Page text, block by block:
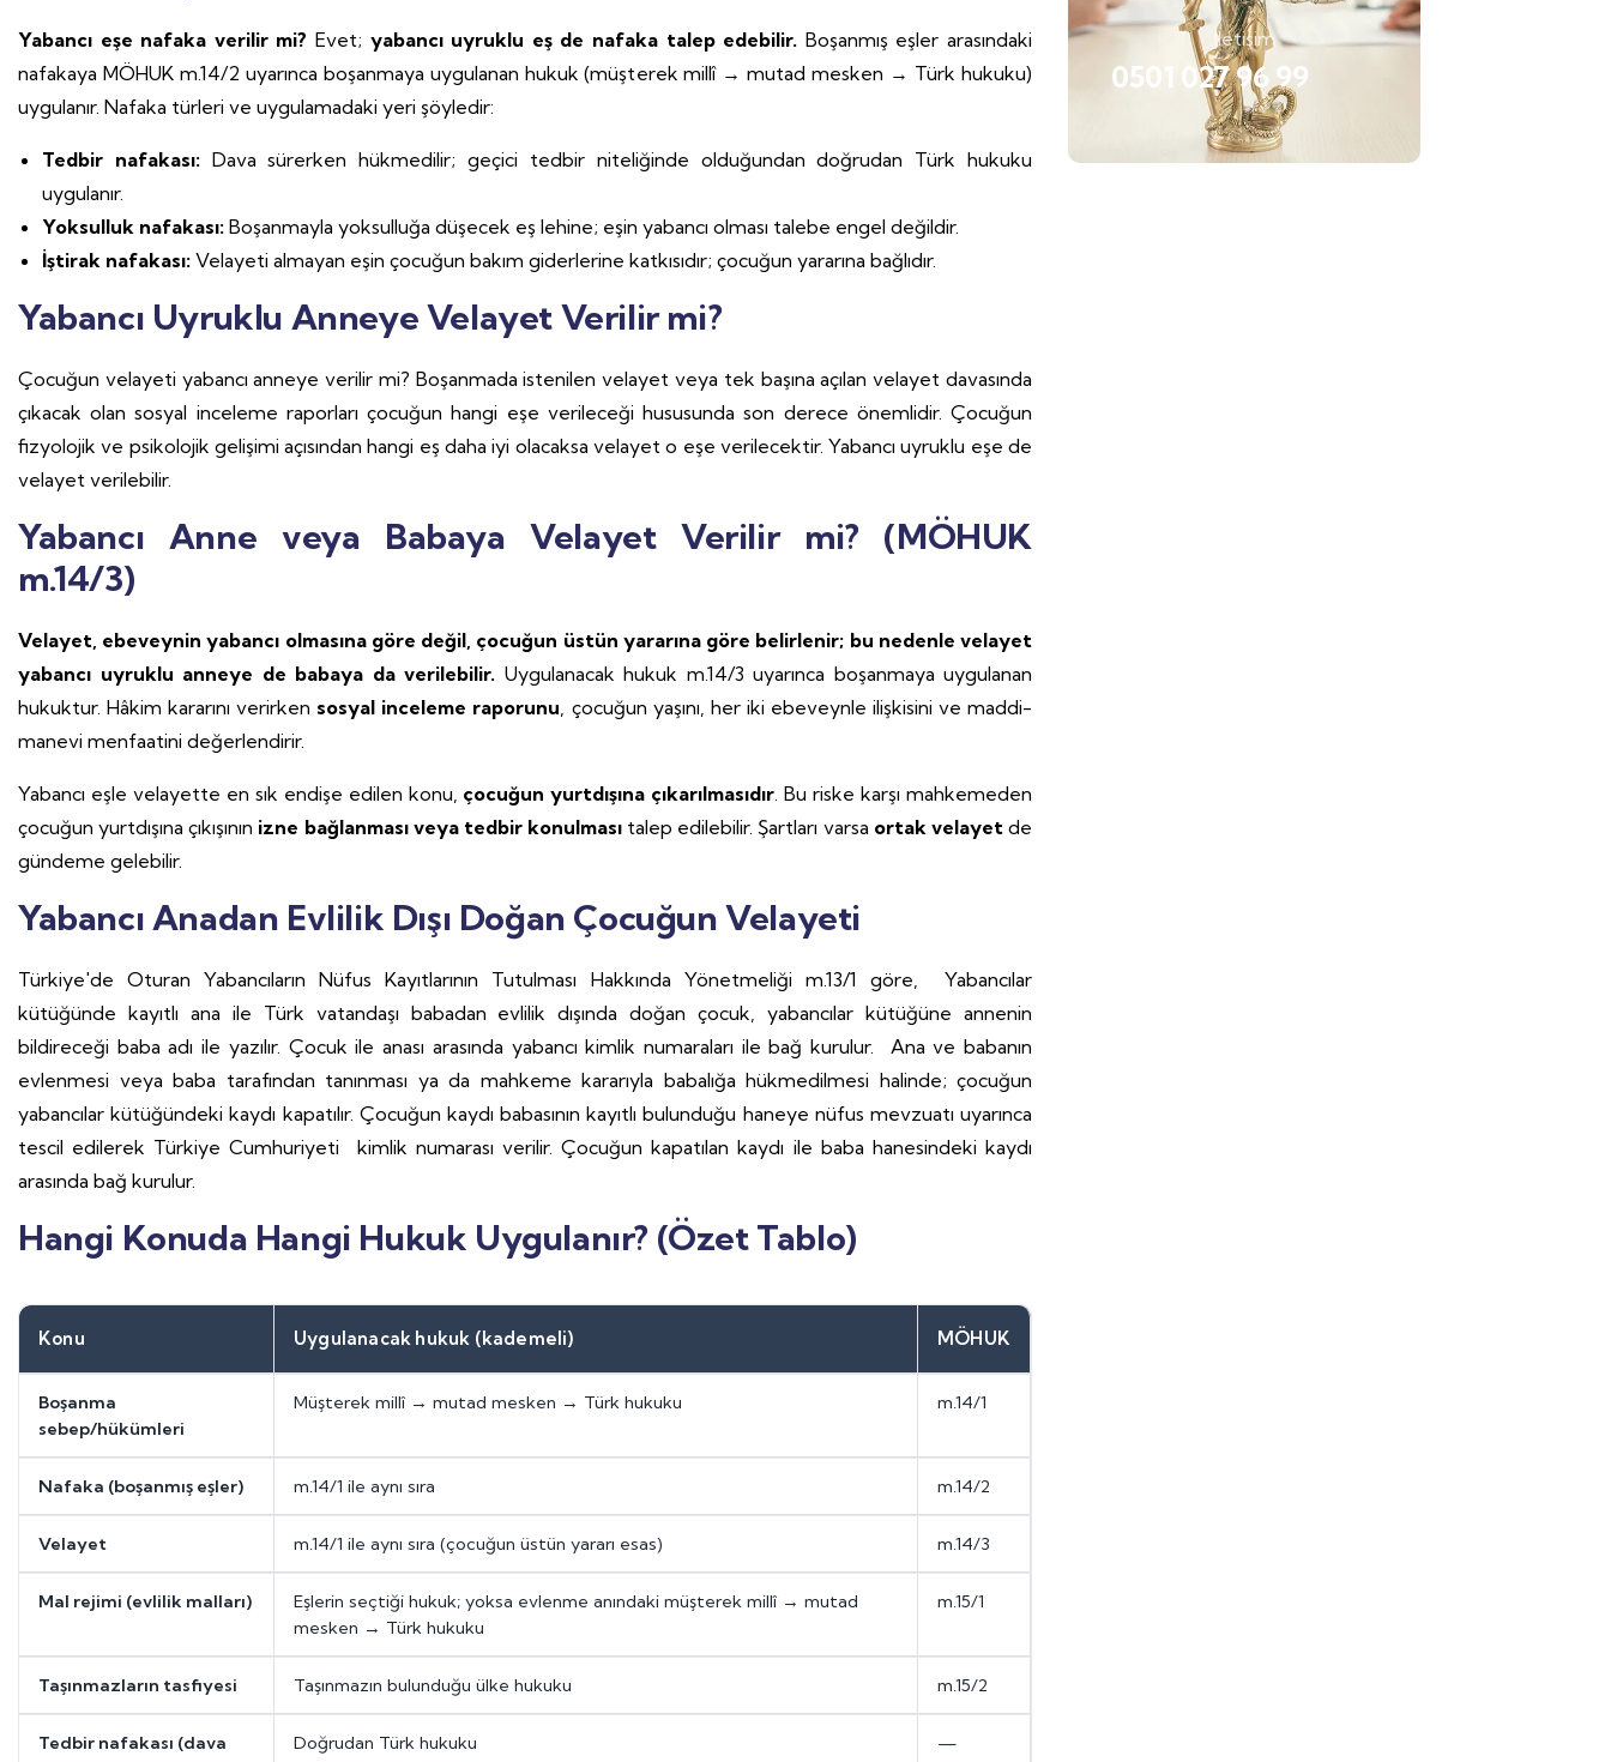
Yabancı eşe nafaka verilir mi? Evet; yabancı uyruklu eş de nafaka talep edebilir. Boşanmış eşler arasındaki
nafakaya MÖHUK m.14/2 uyarınca boşanmaya uygulanan hukuk (müşterek millî → mutad mesken → Türk hukuku)
uygulanır. Nafaka türleri ve uygulamadaki yeri şöyledir:
Tedbir nafakası: Dava sürerken hükmedilir; geçici tedbir niteliğinde olduğundan doğrudan Türk hukuku
uygulanır.
Yoksulluk nafakası: Boşanmayla yoksulluğa düşecek eş lehine; eşin yabancı olması talebe engel değildir.
İştirak nafakası: Velayeti almayan eşin çocuğun bakım giderlerine katkısıdır; çocuğun yararına bağlıdır.
Yabancı Uyruklu Anneye Velayet Verilir mi?
Çocuğun velayeti yabancı anneye verilir mi? Boşanmada istenilen velayet veya tek başına açılan velayet davasında
çıkacak olan sosyal inceleme raporları çocuğun hangi eşe verileceği hususunda son derece önemlidir. Çocuğun
fizyolojik ve psikolojik gelişimi açısından hangi eş daha iyi olacaksa velayet o eşe verilecektir. Yabancı uyruklu eşe de
velayet verilebilir.
Yabancı Anne veya Babaya Velayet Verilir mi? (MÖHUK
m.14/3)
Velayet, ebeveynin yabancı olmasına göre değil, çocuğun üstün yararına göre belirlenir; bu nedenle velayet
yabancı uyruklu anneye de babaya da verilebilir. Uygulanacak hukuk m.14/3 uyarınca boşanmaya uygulanan
hukuktur. Hâkim kararını verirken sosyal inceleme raporunu , çocuğun yaşını, her iki ebeveynle ilişkisini ve maddi-
manevi menfaatini değerlendirir.
Yabancı eşle velayette en sık endişe edilen konu, çocuğun yurtdışına çıkarılmasıdır . Bu riske karşı mahkemeden
çocuğun yurtdışına çıkışının izne bağlanması veya tedbir konulması talep edilebilir. Şartları varsa ortak velayetde
gündeme gelebilir.
Yabancı Anadan Evlilik Dışı Doğan Çocuğun Velayeti
Türkiye'de Oturan Yabancıların Nüfus Kayıtlarının Tutulması Hakkında Yönetmeliği m.13/1 göre, Yabancılar
kütüğünde kayıtlı ana ile Türk vatandaşı babadan evlilik dışında doğan çocuk, yabancılar kütüğüne annenin
bildireceği baba adı ile yazılır. Çocuk ile anası arasında yabancı kimlik numaraları ile bağ kurulur. Ana ve babanın
evlenmesi veya baba tarafından tanınması ya da mahkeme kararıyla babalığa hükmedilmesi halinde; çocuğun
yabancılar kütüğündeki kaydı kapatılır. Çocuğun kaydı babasının kayıtlı bulunduğu haneye nüfus mevzuatı uyarınca
tescil edilerek Türkiye Cumhuriyeti kimlik numarası verilir. Çocuğun kapatılan kaydı ile baba hanesindeki kaydı
arasında bağ kurulur.
Hangi Konuda Hangi Hukuk Uygulanır? (Özet Tablo)
Konu Uygulanacak hukuk (kademeli) MÖHUK
Boşanma
sebep/hükümleri
Müşterek millî → mutad mesken → Türk hukuku m.14/1
Nafaka (boşanmış eşler) m.14/1 ile aynı sıra m.14/2
Velayet m.14/1 ile aynı sıra (çocuğun üstün yararı esas) m.14/3
Mal rejimi (evlilik malları)
Eşlerin seçtiği hukuk; yoksa evlenme anındaki müşterek millî → mutad
mesken → Türk hukuku
m.15/1
Taşınmazların tasfiyesi Taşınmazın bulunduğu ülke hukuku m.15/2
Tedbir nafakası (dava
Doğrudan Türk hukuku —
İletişim
0501 027 96 99